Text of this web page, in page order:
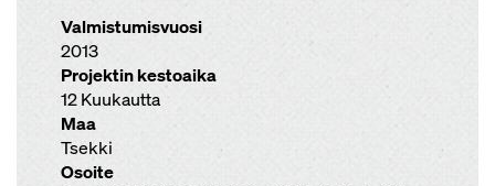
Valmistumisvuosi
2013
Projektin kestoaika
12 Kuukautta
Maa
Tsekki
Osoite